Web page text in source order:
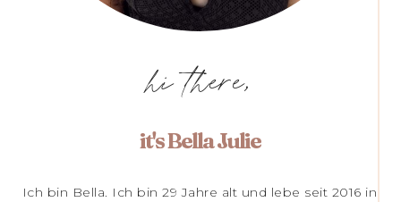
hi there,
it's Bella Julie
Ich bin Bella. Ich bin 29 Jahre alt und lebe seit 2016 in